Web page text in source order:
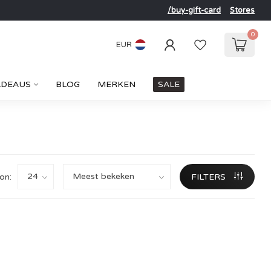
/buy-gift-card Stores
EUR
0
BLOG MERKEN SALE
FILTERS